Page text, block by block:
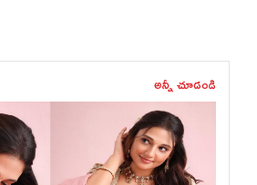
అన్నీ చూడండి